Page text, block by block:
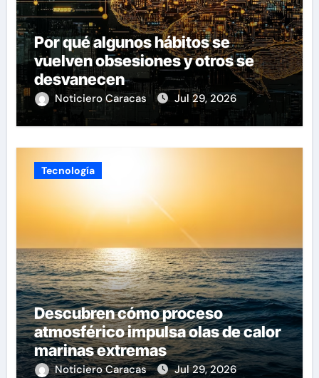
Por qué algunos hábitos se
vuelven obsesiones y otros se
desvanecen
Noticiero Caracas Jul 29, 2026
Tecnología
Descubren cómo proceso
atmosférico impulsa olas de calor
marinas extremas
Noticiero Caracas Jul 29, 2026